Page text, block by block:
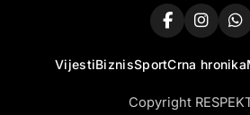
VijestiBiznisSportCrna hronika
Copyright